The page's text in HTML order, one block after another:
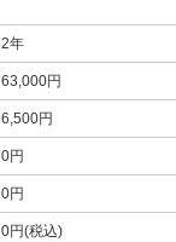
2年
63,000円
6,500円
0円
0円
0円(税込)